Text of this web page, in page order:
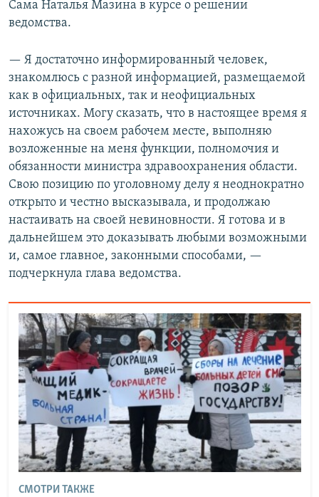
Сама Наталья Мазина в курсе о решении
ведомства.
— Я достаточно информированный человек,
знакомлюсь с разной информацией, размещаемой
как в официальных, так и неофициальных
источниках. Могу сказать, что в настоящее время я
нахожусь на своем рабочем месте, выполняю
возложенные на меня функции, полномочия и
обязанности министра здравоохранения области.
Свою позицию по уголовному делу я неоднократно
открыто и честно высказывала, и продолжаю
настаивать на своей невиновности. Я готова и в
дальнейшем это доказывать любыми возможными
и, самое главное, законными способами,​ —
подчеркнула глава ведомства.
СМОТРИ ТАКЖЕ